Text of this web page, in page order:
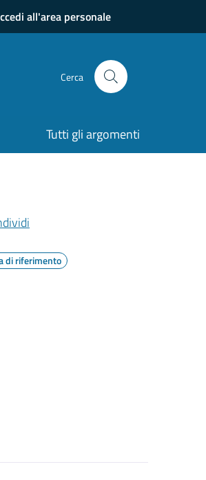
all'area personale
Cerca
Tutti gli argomenti
di riferimento